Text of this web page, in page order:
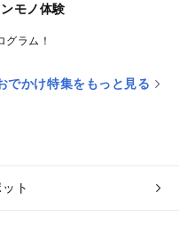
モノ体験
グラム！
でかけ特集をもっと見る
ト